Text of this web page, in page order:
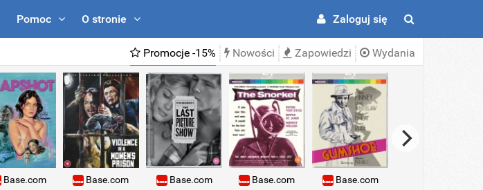
Pomoc O stronie Zaloguj się
Promocje -15% Nowości Zapowiedzi Wydania
Base.com
Base.com
Base.com
Base.com
Base.com